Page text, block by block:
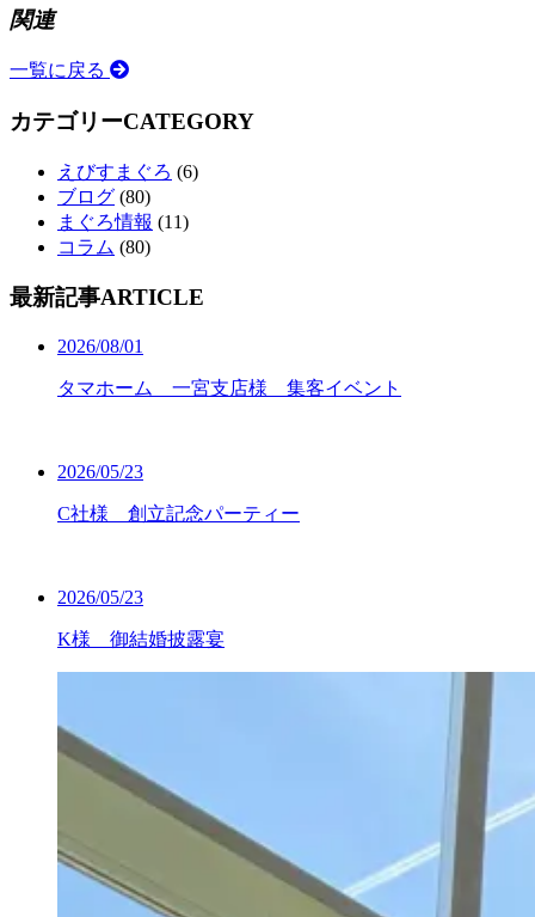
関連
一覧に戻る
カテゴリーCATEGORY
えびすまぐろ (6)
ブログ (80)
まぐろ情報 (11)
コラム (80)
最新記事ARTICLE
2026/08/01
タマホーム 一宮支店様 集客イベント
2026/05/23
C社様 創立記念パーティー
2026/05/23
K様 御結婚披露宴